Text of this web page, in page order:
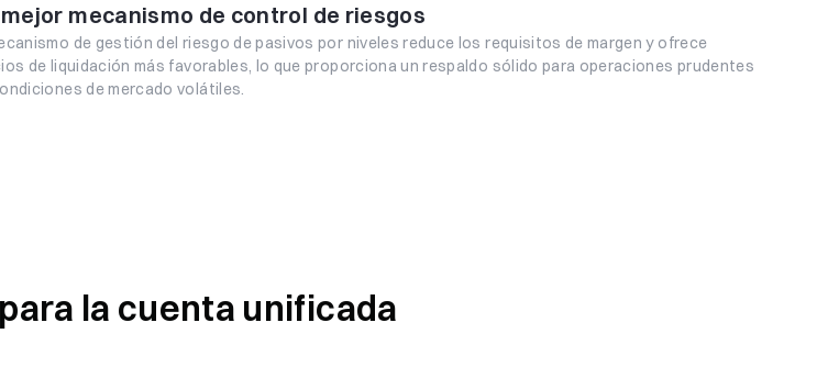
mejor mecanismo de control de riesgos
de gestión del riesgo de pasivos por niveles reduce los requisitos de margen y ofrece
de liquidación más favorables, lo que proporciona un respaldo sólido para operaciones prudentes
de mercado volátiles.
la cuenta unificada